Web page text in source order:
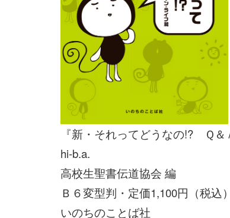
『新・それってどうなの!? Ｑ
hi-b.a.
高校生聖書伝道協会 編
Ｂ６変型判・定価1,100円（税込）
いのちのことば社